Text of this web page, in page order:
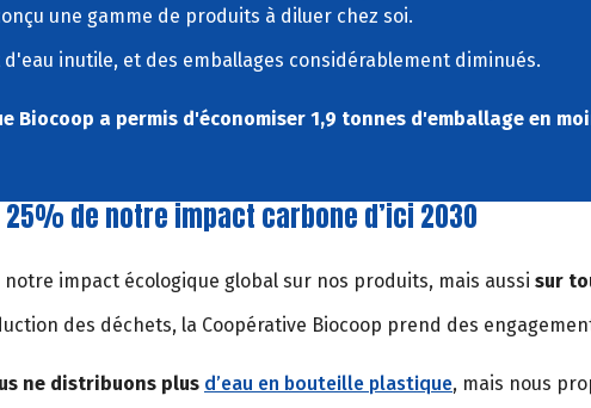
une gamme de produits à diluer chez soi.
d'eau inutile, et des emballages considérablement diminués.
Biocoop a permis d'économiser 1,9 tonnes d'emballage en
de notre impact carbone d’ici 2030
impact écologique global sur nos produits, mais aussi sur
des déchets, la Coopérative Biocoop prend des
ne distribuons plus d’eau en bouteille plastique, mais nous